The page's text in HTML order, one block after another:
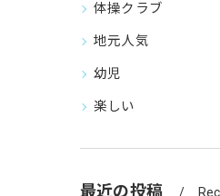
体操クラブ
地元人気
幼児
楽しい
最近の投稿